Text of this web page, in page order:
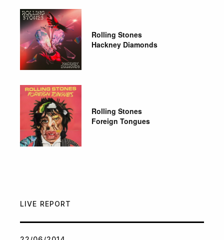
Rolling Stones
Hackney Diamonds
Rolling Stones
Foreign Tongues
LIVE REPORT